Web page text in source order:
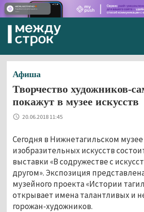
Афиша
Творчество художников-
покажут в музее искусств
20.06.2018 11:45
Сегодня в Нижнетагильском музее
изобразительных искусств
выставки «В содружестве с
другом». Экспозиция
музейного проекта «Истории
открывает имена талантливых и
горожан-художников.